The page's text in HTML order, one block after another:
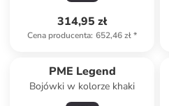
314,95 zł
Cena producenta: 652,46 zł*
PME Legend
Bojówki w kolorze khaki